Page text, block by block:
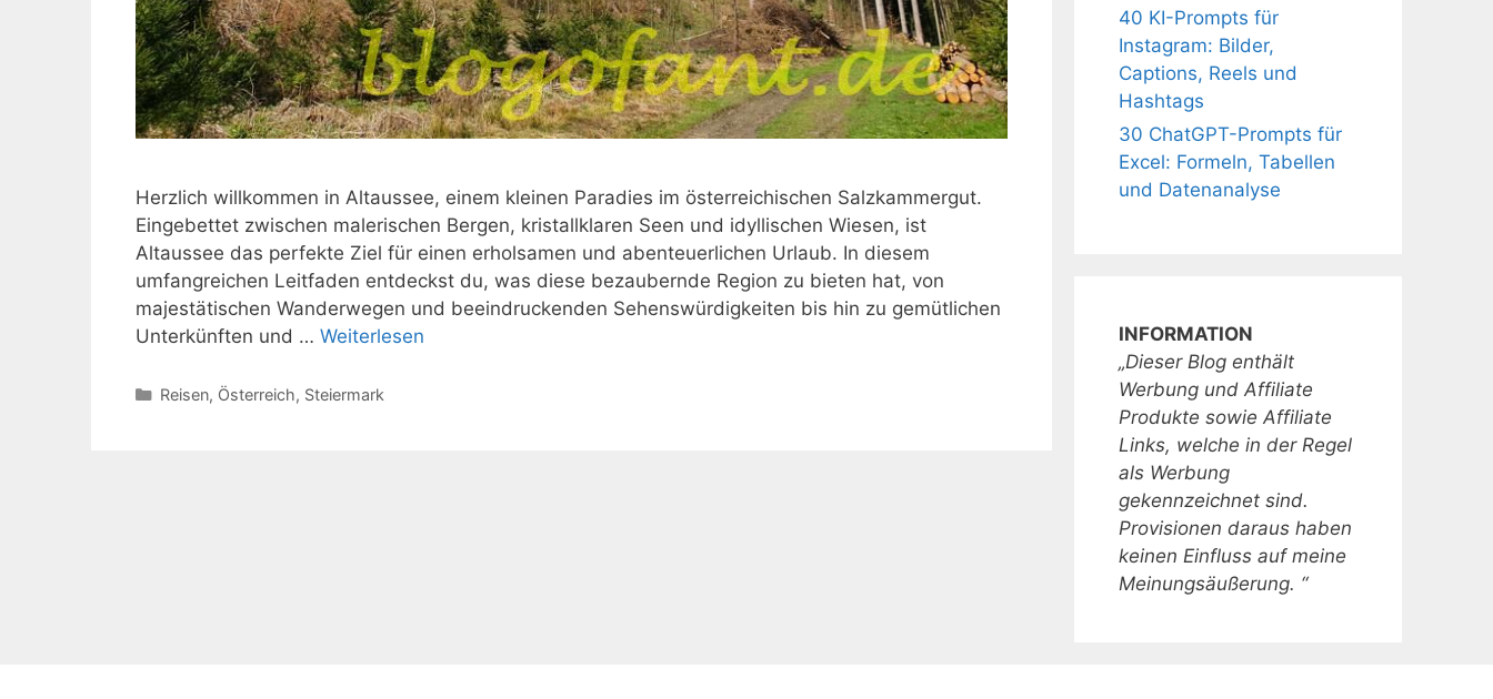
Herzlich willkommen in Altaussee, einem kleinen Paradies im österreichischen Salzkammergut.
Eingebettet zwischen malerischen Bergen, kristallklaren Seen und idyllischen Wiesen, ist
Altaussee das perfekte Ziel für einen erholsamen und abenteuerlichen Urlaub. In diesem
umfangreichen Leitfaden entdeckst du, was diese bezaubernde Region zu bieten hat, von
majestätischen Wanderwegen und beeindruckenden Sehenswürdigkeiten bis hin zu gemütlichen
Unterkünften und … Weiterlesen
Kategorien
Reisen, Österreich, Steiermark
40 KI-Prompts für
Instagram: Bilder,
Captions, Reels und
Hashtags
30 ChatGPT-Prompts für
Excel: Formeln, Tabellen
und Datenanalyse
INFORMATION
„Dieser Blog enthält
Werbung und Affiliate
Produkte sowie Affiliate
Links, welche in der Regel
als Werbung
gekennzeichnet sind.
Provisionen daraus haben
keinen Einfluss auf meine
Meinungsäußerung. “